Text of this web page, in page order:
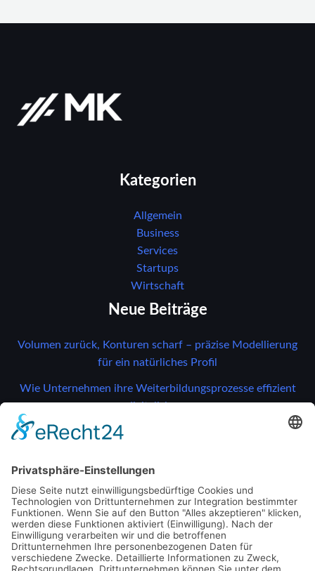
Kategorien
Allgemein
Business
Services
Startups
Wirtschaft
Neue Beiträge
Volumen zurück, Konturen scharf – präzise Modellierung
für ein natürliches Profil
Wie Unternehmen ihre Weiterbildungsprozesse effizient
Gefährdungen erkennen, Risiken vermeiden: So bleibt Ihr
So verändern moderne Drucksensoren
Unternehmensprozesse
So verändern moderne Drucksensoren
Unternehmensprozesse